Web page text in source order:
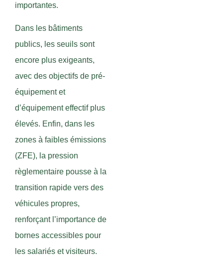
importantes.
Dans les bâtiments
publics, les seuils sont
encore plus exigeants,
avec des objectifs de pré-
équipement et
d’équipement effectif plus
élevés. Enfin, dans les
zones à faibles émissions
(ZFE), la pression
règlementaire pousse à la
transition rapide vers des
véhicules propres,
renforçant l’importance de
bornes accessibles pour
les salariés et visiteurs.